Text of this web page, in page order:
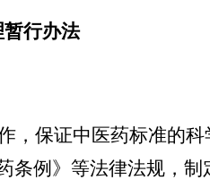
行办法
，保证中医药标准的科
例》等法律法规，制